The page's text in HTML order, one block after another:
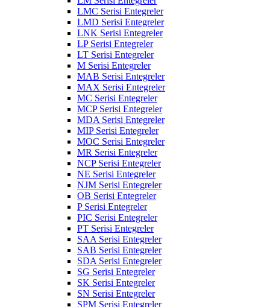
LMC Serisi Entegreler
LMD Serisi Entegreler
LNK Serisi Entegreler
LP Serisi Entegreler
LT Serisi Entegreler
M Serisi Entegreler
MAB Serisi Entegreler
MAX Serisi Entegreler
MC Serisi Entegreler
MCP Serisi Entegreler
MDA Serisi Entegreler
MIP Serisi Entegreler
MOC Serisi Entegreler
MR Serisi Entegreler
NCP Serisi Entegreler
NE Serisi Entegreler
NJM Serisi Entegreler
OB Serisi Entegreler
P Serisi Entegreler
PIC Serisi Entegreler
PT Serisi Entegreler
SAA Serisi Entegreler
SAB Serisi Entegreler
SDA Serisi Entegreler
SG Serisi Entegreler
SK Serisi Entegreler
SN Serisi Entegreler
SPM Serisi Entegreler